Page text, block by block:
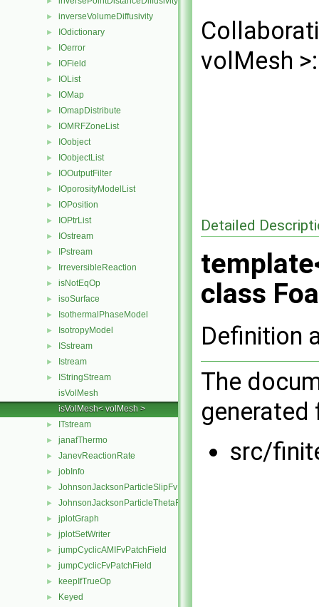
► inverseVolumeDiffusivity
► IOdictionary
► IOerror
► IOField
► IOList
► IOMap
► IOmapDistribute
► IOMRFZoneList
► IOobject
► IOobjectList
► IOOutputFilter
► IOporosityModelList
► IOPosition
► IOPtrList
► IOstream
► IPstream
► IrreversibleReaction
► isNotEqOp
► isoSurface
► IsothermalPhaseModel
► IsotropyModel
► ISstream
► Istream
►
IStringStream
isVolMesh
isVolMesh< volMesh >
► ITstream
► janafThermo
► JanevReactionRate
► jobInfo
► JohnsonJacksonParticleSlipFvPatchVectorField
► JohnsonJacksonParticleThetaFvPatchScalarField
► jplotGraph
► jplotSetWriter
► jumpCyclicAMIFvPatchField
► jumpCyclicFvPatchField
► keepIfTrueOp
► Keyed
volMesh >:
Detailed
class
Definition
The
src/